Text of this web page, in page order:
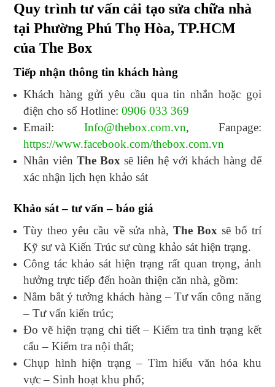
Quy trình tư vấn cải tạo sửa chữa nhà
tại Phường Phú Thọ Hòa, TP.HCM
của The Box
Tiếp nhận thông tin khách hàng
Khách hàng gửi yêu cầu qua tin nhắn hoặc gọi
điện cho số Hotline:0906 033 369
Email: Info@thebox.com.vn, Fanpage:
https://www.facebook.com/thebox.com.vn
Nhân viênThe Box sẽ liên hệ với khách hàng để
xác nhận lịch hẹn khảo sát
Khảo sát – tư vấn – báo giá
Tùy theo yêu cầu về sửa nhà, The Box sẽ bố trí
Kỹ sư và Kiến Trúc sư cùng khảo sát hiện trạng.
Công tác khảo sát hiện trạng rất quan trọng, ảnh
hưởng trực tiếp đến hoàn thiện căn nhà, gồm:
Nắm bắt ý tưởng khách hàng – Tư vấn công năng
– Tư vấn kiến trúc;
Đo vẽ hiện trạng chi tiết – Kiểm tra tình trạng kết
cấu – Kiểm tra nội thất;
Chụp hình hiện trạng – Tìm hiểu văn hóa khu
vực – Sinh hoạt khu phố;